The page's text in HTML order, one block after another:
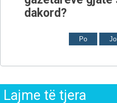
dakord?
Po Jo
Lajme të tjera